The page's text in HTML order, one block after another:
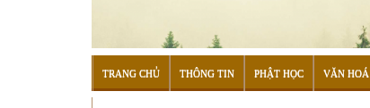
TRANG CHỦ THÔNG TIN PHẬT HỌC VĂN HOÁ